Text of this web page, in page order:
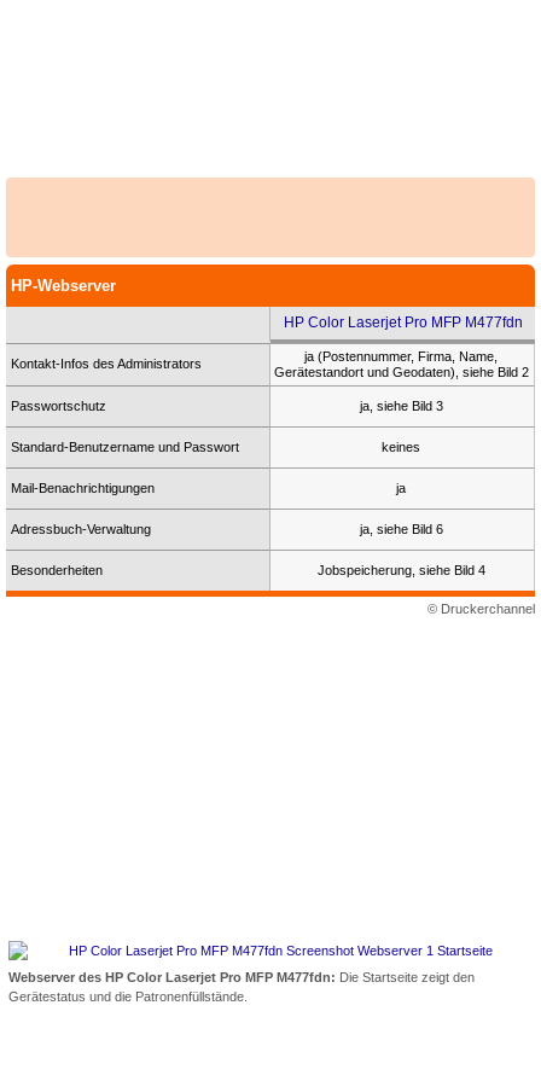
HP-Webserver
HP Color Laserjet Pro MFP M477fdn
Kontakt-Infos des Administrators
ja (Postennummer, Firma, Name,
Gerätestandort und Geodaten), siehe Bild 2
Passwortschutz ja, siehe Bild 3
Standard-Benutzername und Passwort keines
Mail-Benachrichtigungen ja
Adressbuch-Verwaltung ja, siehe Bild 6
Besonderheiten Jobspeicherung, siehe Bild 4
© Druckerchannel
Webserver des HP Color Laserjet Pro MFP M477fdn: Die Startseite zeigt den
Gerätestatus und die Patronenfüllstände.